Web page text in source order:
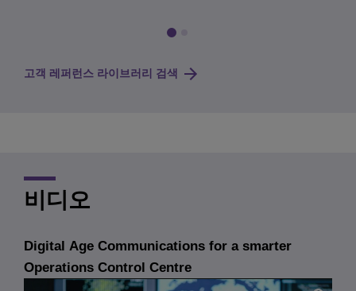
고객 레퍼런스 라이브러리 검색
비디오
Digital Age Communications for a smarter
Operations Control Centre